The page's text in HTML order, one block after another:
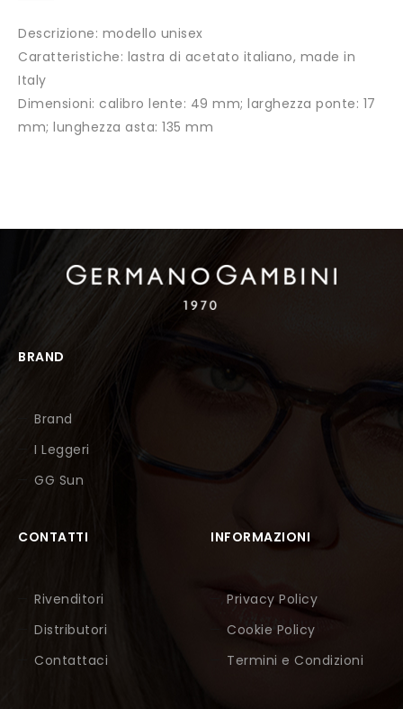
Descrizione: modello unisex
Caratteristiche: lastra di acetato italiano, made in
Italy
Dimensioni: calibro lente: 49 mm; larghezza ponte: 17
mm; lunghezza asta: 135 mm
BRAND
Brand
I Leggeri
GG Sun
CONTATTI
Rivenditori
Distributori
Contattaci
INFORMAZIONI
Privacy Policy
Cookie Policy
Termini e Condizioni